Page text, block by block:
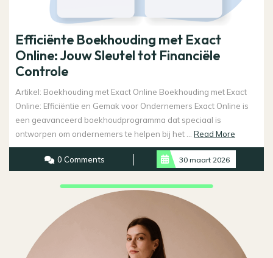
Efficiënte Boekhouding met Exact
Online: Jouw Sleutel tot Financiële
Controle
Artikel: Boekhouding met Exact Online Boekhouding met Exact
Online: Efficiëntie en Gemak voor Ondernemers Exact Online is
een geavanceerd boekhoudprogramma dat speciaal is
ontworpen om ondernemers te helpen bij het ... Read More
More
0 Comments
30 maart 2026